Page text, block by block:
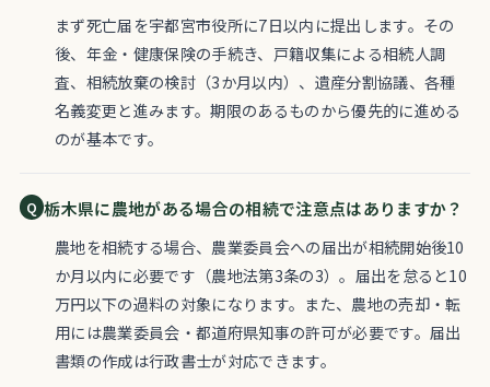
まず死亡届を宇都宮市役所に7日以内に提出します。その
後、年金・健康保険の手続き、戸籍収集による相続人調
査、相続放棄の検討（3か月以内）、遺産分割協議、各種
名義変更と進みます。期限のあるものから優先的に進める
のが基本です。
栃木県に農地がある場合の相続で注意点はありますか？
農地を相続する場合、農業委員会への届出が相続開始後10
か月以内に必要です（農地法第3条の3）。届出を怠ると10
万円以下の過料の対象になります。また、農地の売却・転
用には農業委員会・都道府県知事の許可が必要です。届出
書類の作成は行政書士が対応できます。